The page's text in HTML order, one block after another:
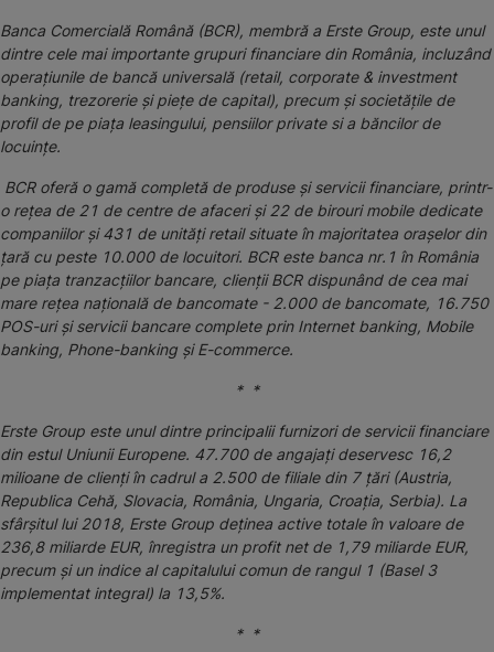
Banca Comercială Română (BCR), membră a Erste Group, este unul
dintre cele mai importante grupuri financiare din România, incluzând
operaţiunile de bancă universală (retail, corporate & investment
banking, trezorerie şi pieţe de capital), precum şi societăţile de
profil de pe piaţa leasingului, pensiilor private si a băncilor de
locuinţe.
BCR oferă o gamă completă de produse și servicii financiare, printr-
o rețea de 21 de centre de afaceri și 22 de birouri mobile dedicate
companiilor și 431 de unități retail situate în majoritatea orașelor din
țară cu peste 10.000 de locuitori. BCR este banca nr.1 în România
pe piața tranzacțiilor bancare, clienții BCR dispunând de cea mai
mare rețea națională de bancomate - 2.000 de bancomate, 16.750
POS-uri și servicii bancare complete prin Internet banking, Mobile
banking, Phone-banking și E-commerce.
* *
Erste Group este unul dintre principalii furnizori de servicii financiare
din estul Uniunii Europene. 47.700 de angajați deservesc 16,2
milioane de clienți în cadrul a 2.500 de filiale din 7 țări (Austria,
Republica Cehă, Slovacia, România, Ungaria, Croația, Serbia). La
sfârșitul lui 2018, Erste Group deținea active totale în valoare de
236,8 miliarde EUR, înregistra un profit net de 1,79 miliarde EUR,
precum și un indice al capitalului comun de rangul 1 (Basel 3
implementat integral) la 13,5%.
* *